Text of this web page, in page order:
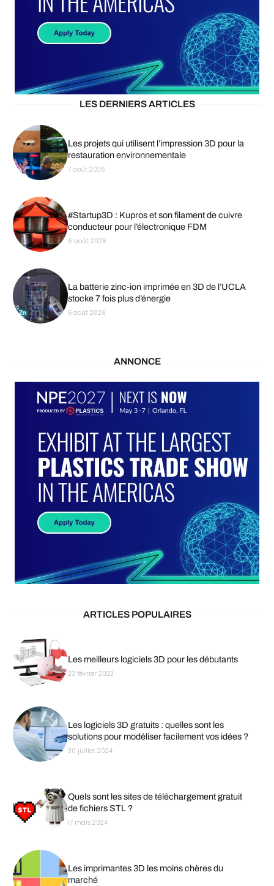
LES DERNIERS ARTICLES
Les projets qui utilisent l’impression 3D pour la
restauration environnementale
7 août 2026
#Startup3D : Kupros et son filament de cuivre
conducteur pour l’électronique FDM
6 août 2026
La batterie zinc-ion imprimée en 3D de l’UCLA
stocke 7 fois plus d’énergie
5 août 2026
ANNONCE
ARTICLES POPULAIRES
Les meilleurs logiciels 3D pour les débutants
23 février 2023
Les logiciels 3D gratuits : quelles sont les
solutions pour modéliser facilement vos idées ?
30 juillet 2024
Quels sont les sites de téléchargement gratuit
de fichiers STL ?
17 mars 2024
Les imprimantes 3D les moins chères du
marché